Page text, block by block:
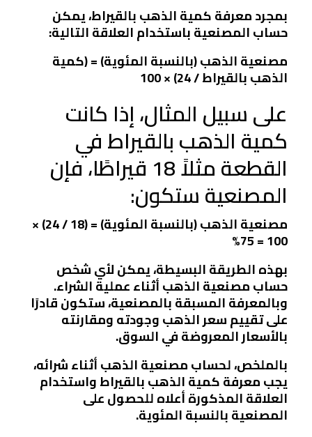
بمجرد معرفة كمية الذهب بالقيراط، يمكن
حساب المصنعية باستخدام العلاقة التالية:
مصنعية الذهب (بالنسبة المئوية) = (كمية
الذهب بالقيراط / 24) × 100
على سبيل المثال، إذا كانت
كمية الذهب بالقيراط في
القطعة مثلاً 18 قيراطًا، فإن
المصنعية ستكون:
مصنعية الذهب (بالنسبة المئوية) = (18 / 24) ×
100 = 75%
بهذه الطريقة البسيطة، يمكن لأي شخص
حساب مصنعية الذهب أثناء عملية الشراء.
وبالمعرفة المسبقة بالمصنعية، ستكون قادرًا
على تقييم سعر الذهب وجودته ومقارنته
بالأسعار المعروضة في السوق.
بالملخص، لحساب مصنعية الذهب أثناء شرائه،
يجب معرفة كمية الذهب بالقيراط واستخدام
العلاقة المذكورة أعلاه للحصول على
المصنعية بالنسبة المئوية.